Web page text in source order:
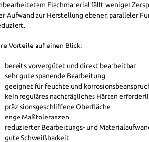
Flachmaterial fällt weniger
Aufwand zur Herstellung ebener, paralleler
Vorteile auf einen Blick:
bereits vorvergütet und direkt bearbeitbar
sehr gute spanende Bearbeitung
geeignet für feuchte und
kein reguläres nachträgliches Härten
präzisionsgeschliffene Oberfläche
enge Maßtoleranzen
reduzierter Bearbeitungs- und
gute Schweißbarkeit